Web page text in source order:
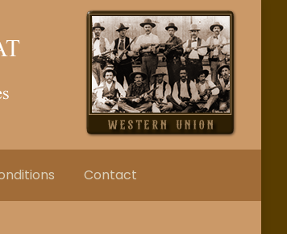
Contact